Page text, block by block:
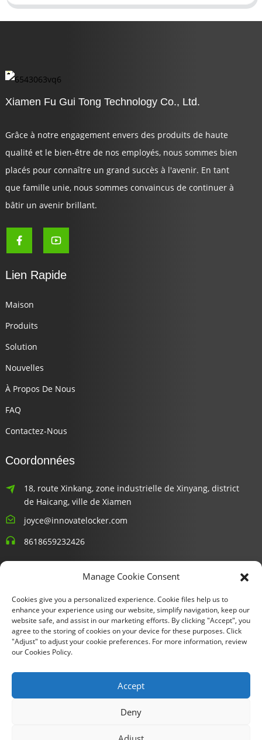
Xiamen Fu Gui Tong Technology Co., Ltd.
Grâce à notre engagement envers des produits de haute
qualité et le bien-être de nos employés, nous sommes bien
placés pour connaître un grand succès à l'avenir. En tant
que famille unie, nous sommes convaincus de continuer à
bâtir un avenir brillant.
Lien Rapide
Maison
Produits
Solution
Nouvelles
À Propos De Nous
FAQ
Contactez-Nous
Coordonnées
18, route Xinkang, zone industrielle de Xinyang, district
de Haicang, ville de Xiamen
joyce@innovatelocker.com
8618659232426
Bulletins D'information
Entrez votre email et nous vous enverrons les dernières
informations sur les plans.
Demande De Renseignements Maintenant
- SitemapTrans
Manage Cookie Consent
Cookies give you a personalized experience. Cookie files help us to
enhance your experience using our website, simplify navigation, keep our
website safe, and assist in our marketing efforts. By clicking "Accept", you
agree to the storing of cookies on your device for these purposes. Click
"Adjust" to adjust your cookie preferences. For more information, review
our Cookies Policy.
Accept
Deny